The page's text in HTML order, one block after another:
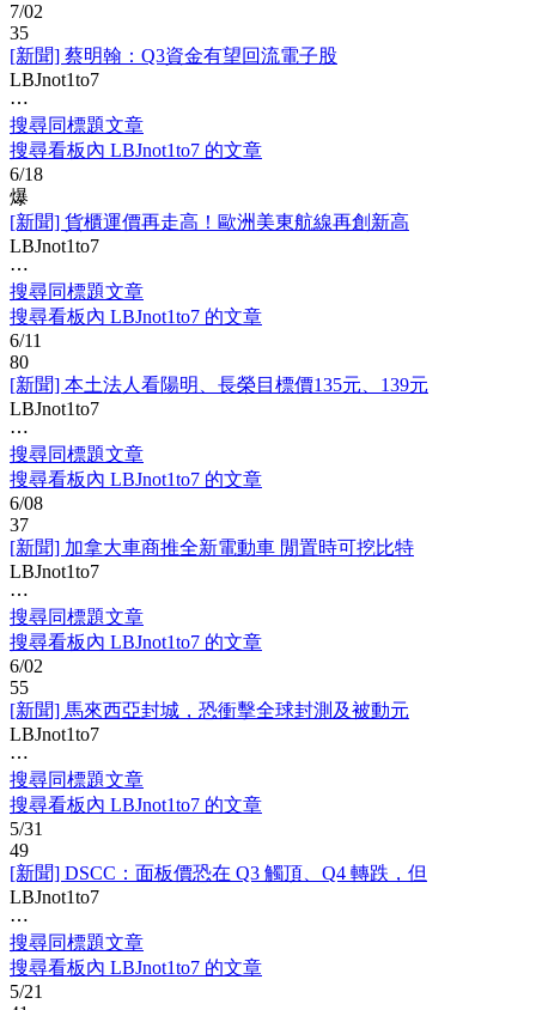
7/02
35
[新聞] 蔡明翰：Q3資金有望回流電子股
LBJnot1to7
⋯
搜尋同標題文章
搜尋看板內 LBJnot1to7 的文章
6/18
爆
[新聞] 貨櫃運價再走高！歐洲美東航線再創新高
LBJnot1to7
⋯
搜尋同標題文章
搜尋看板內 LBJnot1to7 的文章
6/11
80
[新聞] 本土法人看陽明、長榮目標價135元、139元
LBJnot1to7
⋯
搜尋同標題文章
搜尋看板內 LBJnot1to7 的文章
6/08
37
[新聞] 加拿大車商推全新電動車 閒置時可挖比特
LBJnot1to7
⋯
搜尋同標題文章
搜尋看板內 LBJnot1to7 的文章
6/02
55
[新聞] 馬來西亞封城，恐衝擊全球封測及被動元
LBJnot1to7
⋯
搜尋同標題文章
搜尋看板內 LBJnot1to7 的文章
5/31
49
[新聞] DSCC：面板價恐在 Q3 觸頂、Q4 轉跌，但
LBJnot1to7
⋯
搜尋同標題文章
搜尋看板內 LBJnot1to7 的文章
5/21